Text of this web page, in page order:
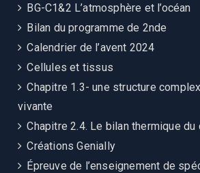
BG-C1&2 L’atmosphère et l’océan
Bilan du programme de 2nde
Calendrier de l’avent 2024
Cellules et tissus
Chapitre 1.3- une structure
vivante
Chapitre 2.4. Le bilan thermique du
Créations Genially
Épreuve de l’enseignement de